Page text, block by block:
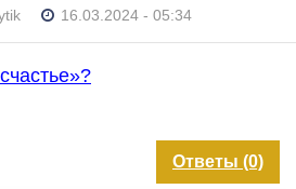
16.03.2024 - 05:34
Ответы (0)